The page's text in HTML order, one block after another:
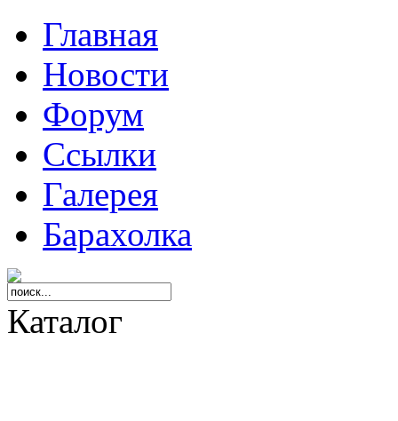
Главная
Новости
Форум
Ссылки
Галерея
Барахолка
Каталог